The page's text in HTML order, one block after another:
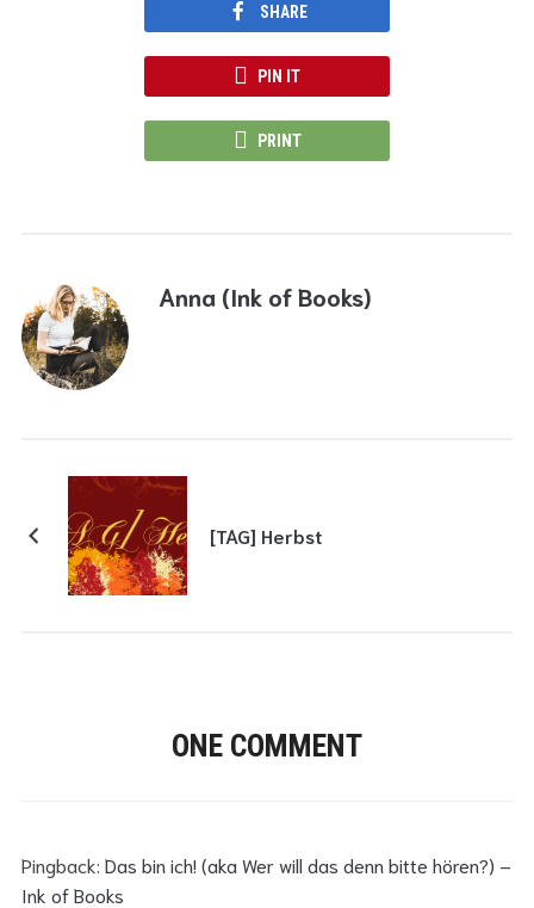
SHARE
PIN IT
PRINT
Anna (Ink of Books)
[TAG] Herbst
ONE COMMENT
Pingback: Das bin ich! (aka Wer will das denn bitte hören?) –
Ink of Books